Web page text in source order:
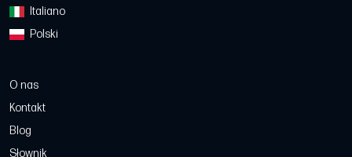
Italiano
Polski
O nas
Kontakt
Blog
Słownik